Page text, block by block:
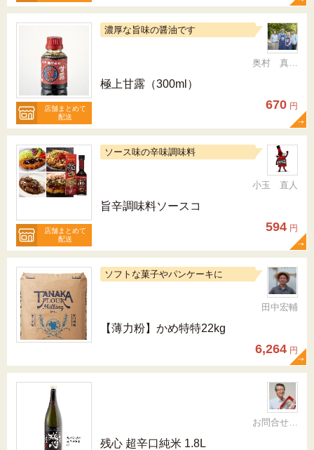
店舗まとめて
配送
濃厚な旨味の醤油です
奥村 真（ちか）
極上甘露（300ml）
670 円
店舗まとめて
配送
ソース味の辛味調味料
小玉 直人
旨辛調味料ソースコ
594 円
ソフトな菓子やパンケーキに
田中宏輔
【薄力粉】かめ特特22kg
6,264 円
お問合せ先092-321-1597
残心 超辛口純米 1.8L